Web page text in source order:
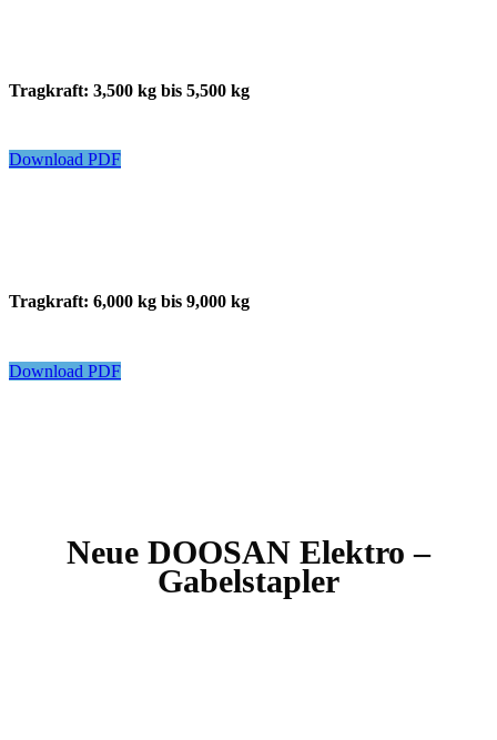
Tragkraft: 3,500 kg bis 5,500 kg
Download PDF
Tragkraft: 6,000 kg bis 9,000 kg
Download PDF
Neue DOOSAN Elektro –
Gabelstapler